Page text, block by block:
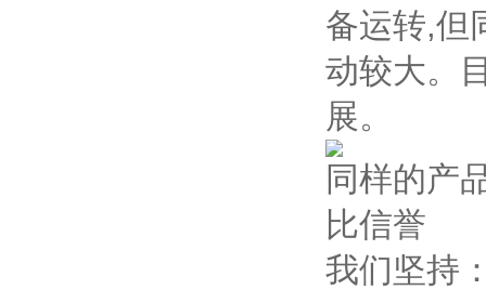
备运转,但
动较大。
展。
同样的产
比信誉
我们坚持